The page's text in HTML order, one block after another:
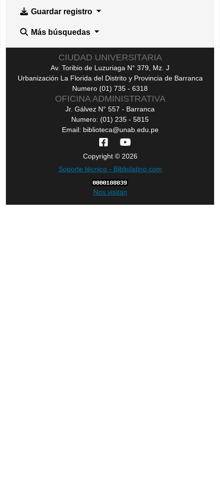
Guardar registro
Más búsquedas
CIUDAD UNIVERSITARIA
Av. Toribio de Luzuriaga N° 379, Mz. J
Urbanización La Florida del Distrito y Provincia de Barranca
Numero (01) 735 - 6318
OFICINA ADMINISTRATIVA
Jr. Gálvez N° 557 - Barranca
Numero: (01) 235 - 5815
Email: biblioteca@unab.edu.pe
Copyright © 2026
Soporte técnico - Bibliolatino.com
Nos visitan